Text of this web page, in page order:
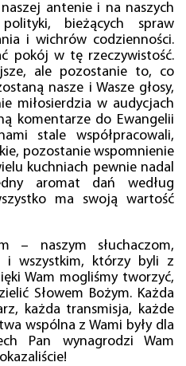
antenie i na naszych
bieżących spraw
i wichrów codzienności.
pokój w tę rzeczywistość.
ale pozostanie to, co
nasze i Wasze głosy,
miłosierdzia w audycjach
komentarze do Ewangelii
stale współpracowali,
pozostanie wspomnienie
kuchniach pewnie nadal
aromat dań według
ma swoją wartość
– naszym słuchaczom,
i wszystkim, którzy byli z
Wam mogliśmy tworzyć,
Słowem Bożym. Każda
każda transmisja, każde
wspólna z Wami były dla
Pan wynagrodzi Wam